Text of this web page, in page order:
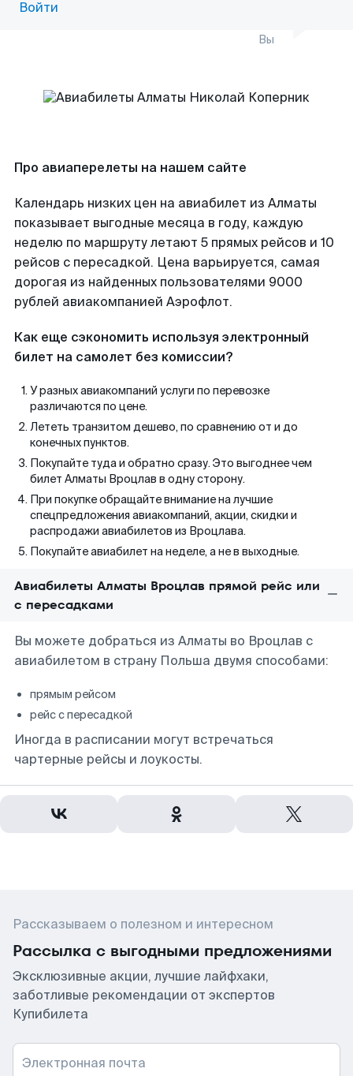
Войти
Вы
Про авиаперелеты на нашем сайте
Календарь низких цен на авиабилет из Алматы
показывает выгодные месяца в году, каждую
неделю по маршруту летают 5 прямых рейсов и 10
рейсов с пересадкой. Цена варьируется, самая
дорогая из найденных пользователями 9000
рублей авиакомпанией Аэрофлот.
Как еще сэкономить используя электронный
билет на самолет без комиссии?
У разных авиакомпаний услуги по перевозке
различаются по цене.
Лететь транзитом дешево, по сравнению от и до
конечных пунктов.
Покупайте туда и обратно сразу. Это выгоднее чем
билет Алматы Вроцлав в одну сторону.
При покупке обращайте внимание на лучшие
спецпредложения авиакомпаний, акции, скидки и
распродажи авиабилетов из Вроцлава.
Покупайте авиабилет на неделе, а не в выходные.
Авиабилеты Алматы Вроцлав прямой рейс или
с пересадками
Вы можете добраться из Алматы во Вроцлав с
авиабилетом в страну Польша двумя способами:
прямым рейсом
рейс с пересадкой
Иногда в расписании могут встречаться
чартерные рейсы и лоукосты.
Рассказываем о полезном и интересном
Рассылка с выгодными предложениями
Эксклюзивные акции, лучшие лайфхаки,
заботливые рекомендации от экспертов
Купибилета
Электронная почта